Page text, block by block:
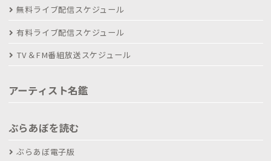
無料ライブ配信スケジュール
有料ライブ配信スケジュール
TV＆FM番組放送スケジュール
アーティスト名鑑
ぶらあぼを読む
ぶらあぼ電子版